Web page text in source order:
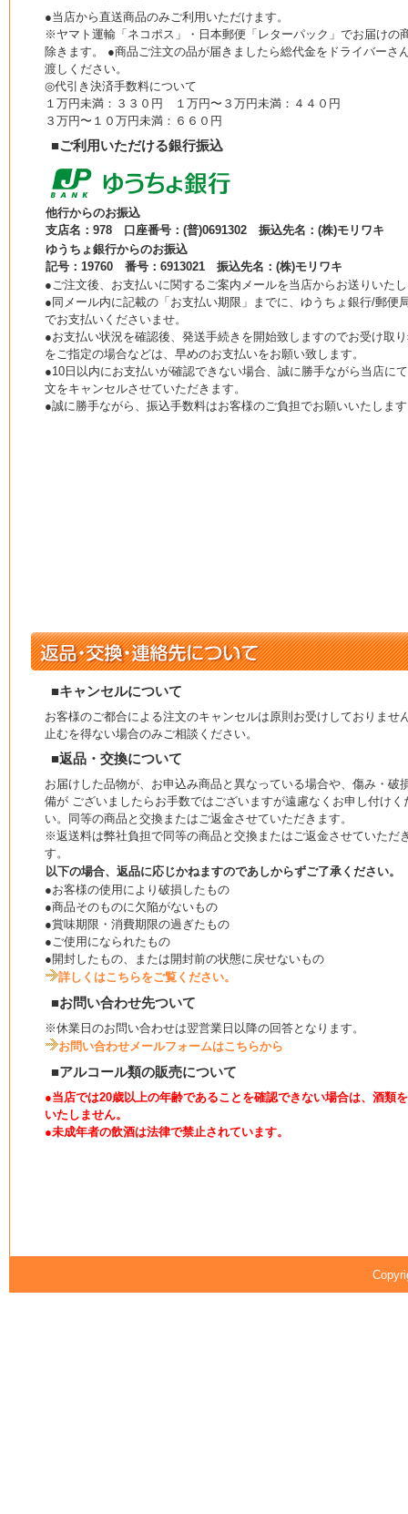
●当店から直送商品のみご利用いただけます。
※ヤマト運輸「ネコポス」・日本郵便「レターパック」でお届けの
除きます。 ●商品ご注文の品が届きましたら総代金をドライバーさ
渡しください。
◎代引き決済手数料について
１万円未満：３３０円 １万円〜３万円未満：４４０円
３万円〜１０万円未満：６６０円
■ご利用いただける銀行振込
他行からのお振込
支店名：978 口座番号：(普)0691302 振込先名：(株)モリワキ
ゆうちょ銀行からのお振込
記号：19760 番号：6913021 振込先名：(株)モリワキ
●ご注文後、お支払いに関するご案内メールを当店からお送りいた
●同メール内に記載の「お支払い期限」までに、ゆうちょ銀行/郵便
でお支払いくださいませ。
●お支払い状況を確認後、発送手続きを開始致しますのでお受け取
をご指定の場合などは、早めのお支払いをお願い致します。
●10日以内にお支払いが確認できない場合、誠に勝手ながら当店に
文をキャンセルさせていただきます。
●誠に勝手ながら、振込手数料はお客様のご負担でお願いいたしま
■キャンセルについて
お客様のご都合による注文のキャンセルは原則お受けしておりませ
止むを得ない場合のみご相談ください。
■返品・交換について
お届けした品物が、お申込み商品と異なっている場合や、傷み・破
備が ございましたらお手数ではございますが遠慮なくお申し付けく
い。同等の商品と交換またはご返金させていただきます。
※返送料は弊社負担で同等の商品と交換またはご返金させていただ
す。
以下の場合、返品に応じかねますのであしからずご了承ください。
●お客様の使用により破損したもの
●商品そのものに欠陥がないもの
●賞味期限・消費期限の過ぎたもの
●ご使用になられたもの
●開封したもの、または開封前の状態に戻せないもの
詳しくはこちらをご覧ください。
■お問い合わせ先ついて
※休業日のお問い合わせは翌営業日以降の回答となります。
お問い合わせメールフォームはこちらから
■アルコール類の販売について
●当店では20歳以上の年齢であることを確認できない場合は、酒類
いたしません。
●未成年者の飲酒は法律で禁止されています。